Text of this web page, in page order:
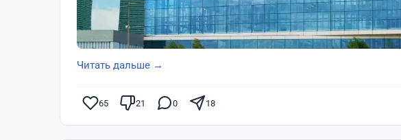
Читать дальше →
65 21 0 18